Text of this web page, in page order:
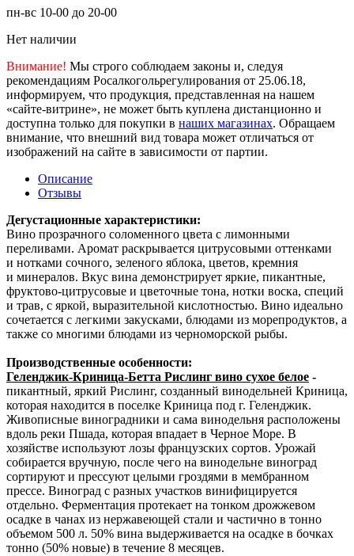
пн-вс 10-00 до 20-00
Нет наличии
Внимание! Мы строго соблюдаем законы и, следуя
рекомендациям Росалкогольрегулирования от 25.06.18,
информируем, что продукция, представленная на нашем
«сайте-витрине», не может быть куплена дистанционно и
доступна только для покупки в наших магазинах. Обращаем
внимание, что внешний вид товара может отличаться от
изображений на сайте в зависимости от партии.
Описание
Отзывы
Дегустационные характеристики:
Вино прозрачного соломенного цвета с лимонными
переливами. Аромат раскрывается цитрусовыми оттенками
и нотками сочного, зеленого яблока, цветов, кремния
и минералов. Вкус вина демонстрирует яркие, пикантные,
фруктово-цитрусовые и цветочные тона, нотки воска, специй
и трав, с яркой, выразительной кислотностью. Вино идеально
сочетается с легкими закусками, блюдами из морепродуктов, а
также со многими блюдами из черноморской рыбы.
Производственные особенности:
Геленджик-Криница-Бетта Рислинг вино сухое белое -
пикантный, яркий Рислинг, созданный винодельней Криница,
которая находится в поселке Криница под г. Геленджик.
Живописные виноградники и сама винодельня расположены
вдоль реки Пшада, которая впадает в Черное Море. В
хозяйстве используют лозы французских сортов. Урожай
собирается вручную, после чего на винодельне виноград
сортируют и прессуют целыми гроздями в мембранном
прессе. Виноград с разных участков винифицируется
отдельно. Ферментация протекает на тонком дрожжевом
осадке в чанах из нержавеющей стали и частично в тонно
объемом 500 л. 50% вина выдерживается на осадке в бочках
тонно (50% новые) в течение 8 месяцев.